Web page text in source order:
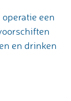
een
en drinken